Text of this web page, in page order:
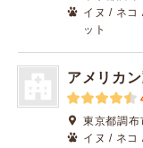
イヌ / ネコ
ット
アメリカ
東京都調
イヌ / ネコ